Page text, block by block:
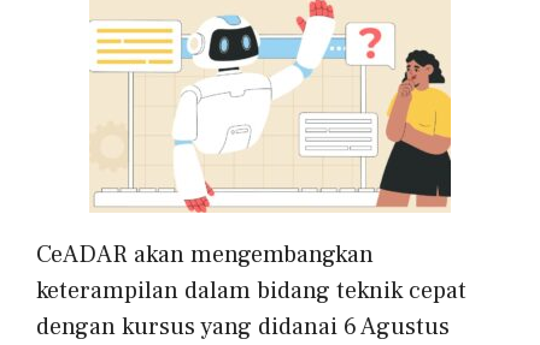
CeADAR akan mengembangkan
keterampilan dalam bidang teknik cepat
dengan kursus yang didanai 6 Agustus